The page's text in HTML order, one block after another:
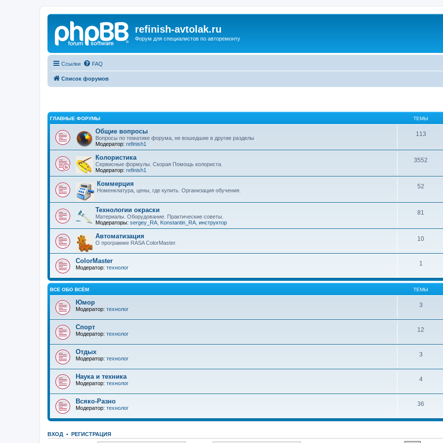
refinish-avtolak.ru
Форум для специалистов по авторемонту
Ссылки FAQ
Список форумов
ГЛАВНЫЕ ФОРУМЫ ТЕМЫ
Общие вопросы
Вопросы по тематике форума, не вошедшие в другие разделы
Модератор: refinish1
113
Колористика
Сервисные формулы. Скорая Помощь колориста.
Модератор: refinish1
3552
Коммерция
Номенклатура, цены, где купить. Организация обучения.
52
Технологии окраски
Материалы. Оборудование. Практические советы.
Модераторы: sergey_RA Konstantin_RA инструктор
81
Автоматизация
О программе RASA ColorMaster.
10
ColorMaster
Модератор: технолог
1
ВСЕ ОБО ВСЁМ ТЕМЫ
Юмор
Модератор: технолог
3
Спорт
Модератор: технолог
12
Отдых
Модератор: технолог
3
Наука и техника
Модератор: технолог
4
Всяко-Разно
Модератор: технолог
36
ВХОД • РЕГИСТРАЦИЯ